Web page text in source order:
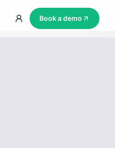
Book a demo